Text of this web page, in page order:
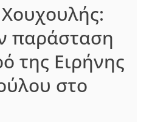
παράσταση
της Ειρήνης
στο